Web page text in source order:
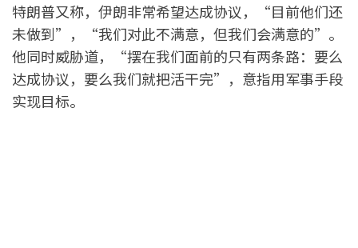
特朗普又称，伊朗非常希望达成协议，“目前他们还
未做到”，“我们对此不满意，但我们会满意的”。
他同时威胁道，“摆在我们面前的只有两条路：要么
达成协议，要么我们就把活干完”，意指用军事手段
实现目标。